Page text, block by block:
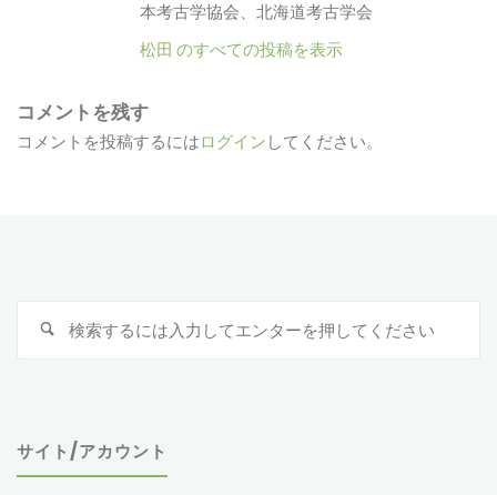
本考古学協会、北海道考古学会
松田 のすべての投稿を表示
コメントを残す
コメントを投稿するにはログイン してください。
サイト/アカウント